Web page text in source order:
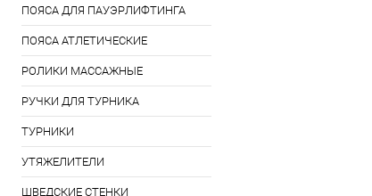
ПОЯСА ДЛЯ ПАУЭРЛИФТИНГА
ПОЯСА АТЛЕТИЧЕСКИЕ
РОЛИКИ МАССАЖНЫЕ
РУЧКИ ДЛЯ ТУРНИКА
ТУРНИКИ
УТЯЖЕЛИТЕЛИ
ШВЕДСКИЕ СТЕНКИ